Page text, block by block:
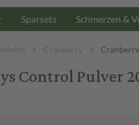
Sparsets Schmerzen &
Cranberry
Control Pulver